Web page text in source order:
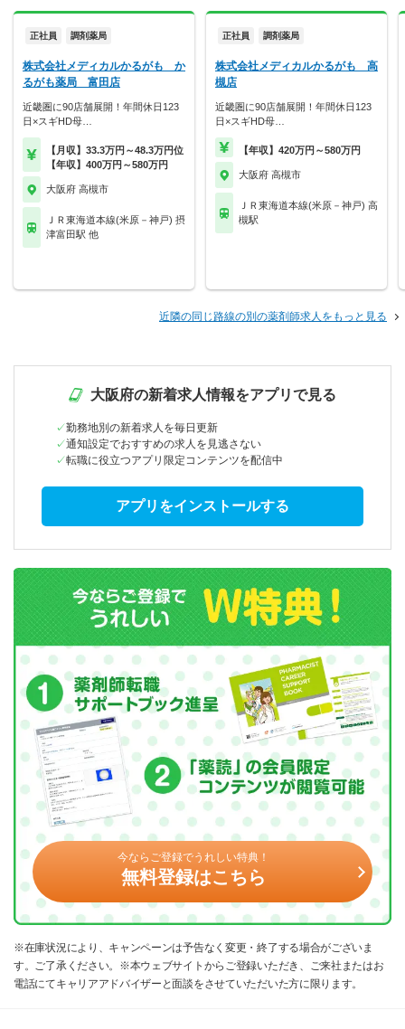
正社員 調剤薬局
株式会社メディカルかるがも か
るがも薬局 富田店
近畿圏に90店舗展開！年間休日123
日×スギHD母…
【月収】33.3万円～48.3万円位
【年収】400万円～580万円
大阪府 高槻市
ＪＲ東海道本線(米原－神戸) 摂
津富田駅 他
正社員 調剤薬局
株式会社メディカルかるがも 高
槻店
近畿圏に90店舗展開！年間休日123
日×スギHD母…
【年収】420万円～580万円
大阪府 高槻市
ＪＲ東海道本線(米原－神戸) 高
槻駅
近隣の同じ路線の別の薬剤師求人をもっと見る
大阪府の新着求人情報をアプリで見る
勤務地別の新着求人を毎日更新
通知設定でおすすめの求人を見逃さない
転職に役立つアプリ限定コンテンツを配信中
アプリをインストールする
今ならご登録でうれしい特典！
無料登録はこちら
※在庫状況により、キャンペーンは予告なく変更・終了する場合がございま
す。ご了承ください。※本ウェブサイトからご登録いただき、ご来社またはお
電話にてキャリアアドバイザーと面談をさせていただいた方に限ります。